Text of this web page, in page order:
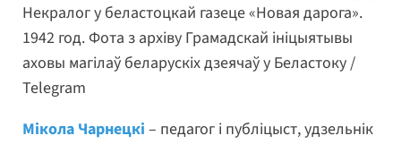
Некралог у беластоцкай газеце «Новая дарога».
1942 год. Фота з архіву Грамадскай ініцыятывы
аховы магілаў беларускіх дзеячаў у Беластоку /
Telegram
Мікола Чарнецкі – педагог і публіцыст, удзельнік